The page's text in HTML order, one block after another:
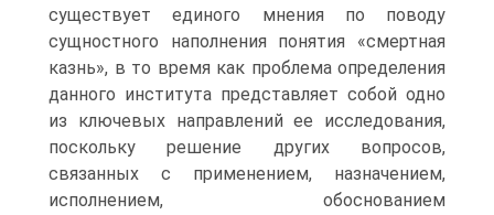
существует единого мнения по поводу
сущностного наполнения понятия «смертная
казнь», в то время как проблема определения
данного института представляет собой одно
из ключевых направлений ее исследования,
поскольку решение других вопросов,
связанных с применением, назначением,
исполнением, обоснованием